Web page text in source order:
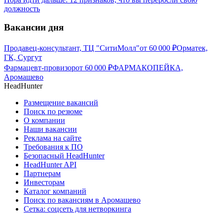
должность
Вакансии дня
Продавец-консультант, ТЦ "СитиМолл"от 60 000 ₽Орматек,
ГК, Сургут
Фармацевт-провизорот 60 000 ₽ФАРМАКОПЕЙКА,
Аромашево
HeadHunter
Размещение вакансий
Поиск по резюме
О компании
Наши вакансии
Реклама на сайте
Требования к ПО
Безопасный HeadHunter
HeadHunter API
Партнерам
Инвесторам
Каталог компаний
Поиск по вакансиям в Аромашево
Сетка: соцсеть для нетворкинга